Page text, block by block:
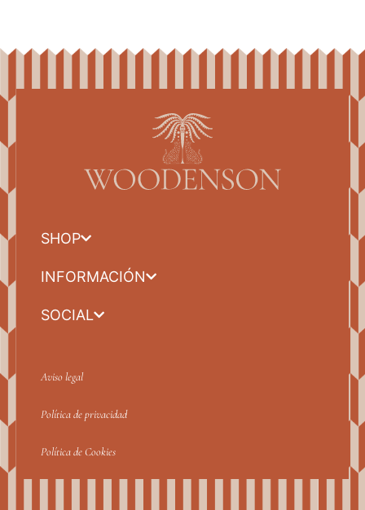
SHOP
INFORMACIÓN
SOCIAL
Aviso legal
Política de privacidad
Política de Cookies